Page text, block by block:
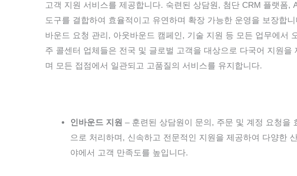
고객 지원 서비스를 제공합니다. 숙련된 상담원, 첨단 CRM 플랫폼,
도구를 결합하여 효율적이고 유연하며 확장 가능한 운영을 보장합니
바운드 요청 관리, 아웃바운드 캠페인, 기술 지원 등 모든 업무에서
주 콜센터 업체들은 전국 및 글로벌 고객을 대상으로 다국어 지원을
며 모든 접점에서 일관되고 고품질의 서비스를 유지합니다.
인바운드 지원 – 훈련된 상담원이 문의, 주문 및 계정 요청을
으로 처리하며, 신속하고 전문적인 지원을 제공하여 다양한
야에서 고객 만족도를 높입니다.